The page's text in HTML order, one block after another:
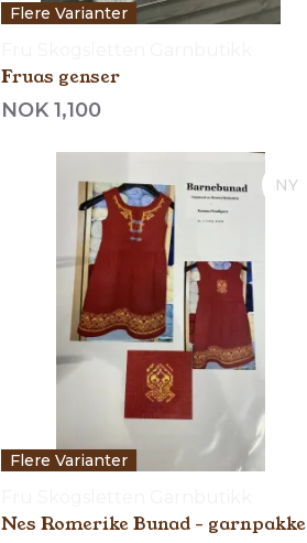
Flere Varianter
Fruas genser
NOK 1,100
NY
Flere Varianter
Nes Romerike Bunad - garnpakke